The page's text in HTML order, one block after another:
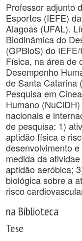
Professor adjunto
Esportes (IEFE)
Alagoas (UFAL).
Biodinâmica do
(GPBioS) do
Física, na área de
Desempenho
de Santa Catarina
Pesquisa em
Humano
nacionais e
de pesquisa: 1)
aptidão física e
desenvolvimento
medida da
aptidão aeróbica;
biológica sobre a
risco
na Biblioteca
Tese